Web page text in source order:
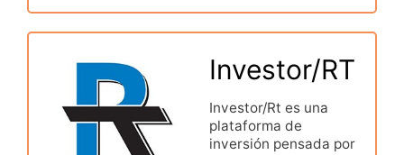
Investor/RT
Investor/Rt es una
plataforma de
inversión pensada por